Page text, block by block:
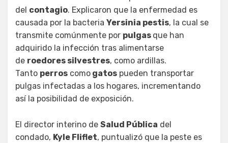
del contagio. Explicaron que la enfermedad es
causada por la bacteria Yersinia pestis, la cual se
transmite comúnmente por pulgas que han
adquirido la infección tras alimentarse
de roedores silvestres, como ardillas.
Tanto perros como gatos pueden transportar
pulgas infectadas a los hogares, incrementando
así la posibilidad de exposición.
El director interino de Salud Pública del
condado, Kyle Fliflet, puntualizó que la peste es